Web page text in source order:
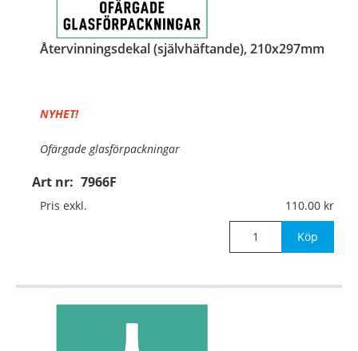
Återvinningsdekal (självhäftande), 210x297mm
Art nr: 7966F
NYHET!
Ofärgade glasförpackningar
Material:Självhäftande folie
Pris exkl. 110.00
Köp